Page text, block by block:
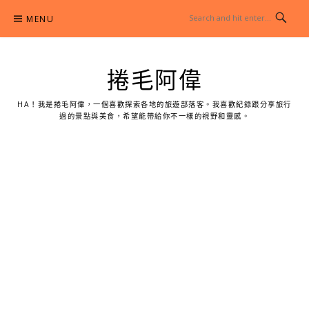
content
MENU
捲毛阿偉
HA！我是捲毛阿偉，一個喜歡探索各地的旅遊部落客。我喜歡紀錄跟分享旅行
過的景點與美食，希望能帶給你不一樣的視野和靈感。